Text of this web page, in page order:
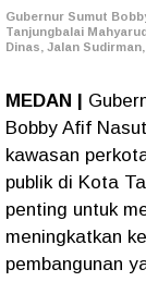
Gubernur Sumut
Tanjungbalai
Dinas, Jalan
MEDAN |
Bobby Afif
kawasan
publik di Kota
penting untuk
meningkatkan
pembangunan